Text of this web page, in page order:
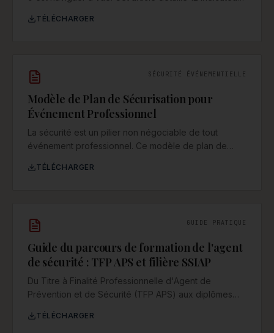
gestion proactive et rentable, alignée sur les
TÉLÉCHARGER
SÉCURITÉ ÉVÉNEMENTIELLE
Modèle de Plan de Sécurisation pour
Événement Professionnel
La sécurité est un pilier non négociable de tout
événement professionnel. Ce modèle de plan de
identifier les risques, définir les procédures et
TÉLÉCHARGER
GUIDE PRATIQUE
Guide du parcours de formation de l'agent
de sécurité : TFP APS et filière SSIAP
Du Titre à Finalité Professionnelle d'Agent de
Prévention et de Sécurité (TFP APS) aux diplômes
financements pour construire une carrière dans la
TÉLÉCHARGER